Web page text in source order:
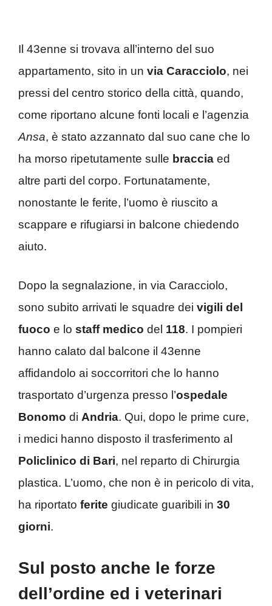
Il 43enne si trovava all’interno del suo
appartamento, sito in un via Caracciolo, nei
pressi del centro storico della città, quando,
come riportano alcune fonti locali e l’agenzia
Ansa, è stato azzannato dal suo cane che lo
ha morso ripetutamente sulle braccia ed
altre parti del corpo. Fortunatamente,
nonostante le ferite, l’uomo è riuscito a
scappare e rifugiarsi in balcone chiedendo
aiuto.
Dopo la segnalazione, in via Caracciolo,
sono subito arrivati le squadre dei vigili del
fuoco e lo staff medico del 118. I pompieri
hanno calato dal balcone il 43enne
affidandolo ai soccorritori che lo hanno
trasportato d’urgenza presso l’ospedale
Bonomo di Andria. Qui, dopo le prime cure,
i medici hanno disposto il trasferimento al
Policlinico di Bari, nel reparto di Chirurgia
plastica. L’uomo, che non è in pericolo di vita,
ha riportato ferite giudicate guaribili in 30
giorni.
Sul posto anche le forze
dell’ordine ed i veterinari